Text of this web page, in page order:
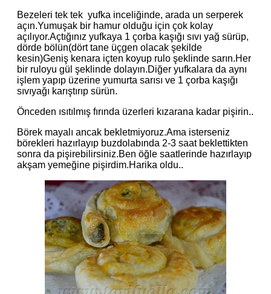
Bezeleri tek tek yufka inceliğinde, arada un serperek
açın.Yumuşak bir hamur olduğu için çok kolay
açılıyor.Açtığınız yufkaya 1 çorba kaşığı sıvı yağ sürüp,
dörde bölün(dört tane üçgen olacak şekilde
kesin)Geniş kenara içten koyup rulo şeklinde sarın.Her
bir ruloyu gül şeklinde dolayın.Diğer yufkalara da aynı
işlem yapıp üzerine yumurta sarısı ve 1 çorba kaşığı
sıvıyağı karıştırıp sürün.
Önceden ısıtılmış fırında üzerleri kızarana kadar pişirin..
Börek mayalı ancak bekletmiyoruz.Ama isterseniz
börekleri hazırlayıp buzdolabında 2-3 saat beklettikten
sonra da pişirebilirsiniz.Ben öğle saatlerinde hazırlayıp
akşam yemeğine pişirdim.Harika oldu..